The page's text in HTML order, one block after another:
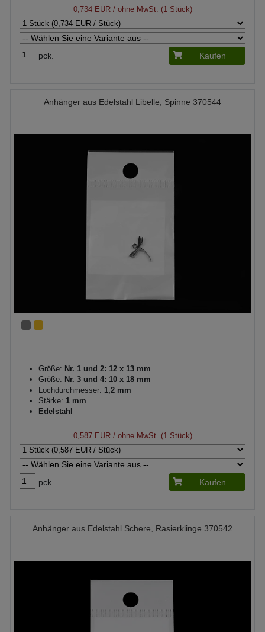
0,734 EUR/ ohne MwSt. (1 Stück)
pck. Kaufen
Anhänger aus Edelstahl Libelle, Spinne 370544
Größe: Nr. 1 und 2: 12 x 13 mm
Größe: Nr. 3 und 4: 10 x 18 mm
Lochdurchmesser: 1,2 mm
Stärke: 1 mm
Edelstahl
0,587 EUR/ ohne MwSt. (1 Stück)
pck. Kaufen
Anhänger aus Edelstahl Schere, Rasierklinge 370542